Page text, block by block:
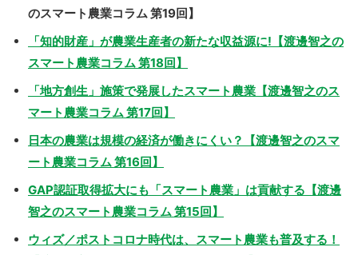
のスマート農業コラム 第19回】
「知的財産」が農業生産者の新たな収益源に!【渡邊智之の
スマート農業コラム 第18回】
「地方創生」施策で発展したスマート農業【渡邊智之のス
マート農業コラム 第17回】
日本の農業は規模の経済が働きにくい？【渡邊智之のスマ
ート農業コラム 第16回】
GAP認証取得拡大にも「スマート農業」は貢献する【渡邊
智之のスマート農業コラム 第15回】
ウィズ／ポストコロナ時代は、スマート農業も普及する！